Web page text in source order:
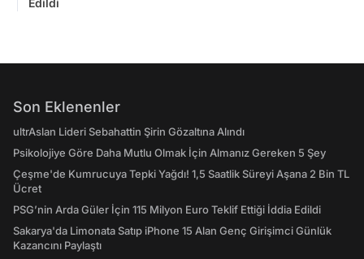
Edildi
Son Eklenenler
ultrAslan Lideri Sebahattin Şirin Gözaltına Alındı
Psikolojiye Göre Daha Mutlu Olmak İçin Almanız Gereken 5 Şey
Çeşme'de Kumrucuya Tepki Yağdı! 1,5 Saatlik Süreyi Aşana 2 Bin TL
Ücret
PSG’nin Arda Güler İçin 115 Milyon Euro Teklif Ettiği İddia Edildi
Sakarya'da Limonata Satıp iPhone 15 Alan Genç Girişimci Günlük
Kazancını Paylaştı